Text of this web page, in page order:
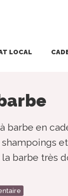
LOCAL
barbe en
barbe très